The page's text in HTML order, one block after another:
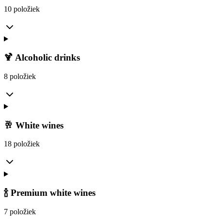
10 položiek
🍹 Alcoholic drinks
8 položiek
🥂 White wines
18 položiek
🍾 Premium white wines
7 položiek